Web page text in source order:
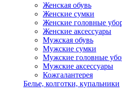
Женская обувь
Женские сумки
Женские головные
Женские аксессуары
Мужская обувь
Мужские сумки
Мужские головные
Мужские аксессуары
Кожгалантерея
Белье, колготки, купальники